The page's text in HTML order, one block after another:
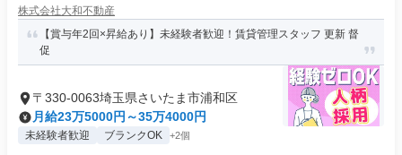
株式会社大和不動産
【賞与年2回×昇給あり】未経験者歓迎！賃貸管理スタッフ 更新 督
促
〒330-0063埼玉県さいたま市浦和区
月給23万5000円～35万4000円
未経験者歓迎 ブランクOK +2個